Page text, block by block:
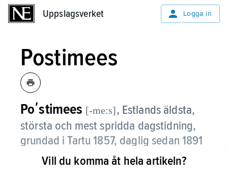
Uppslagsverket Logga in
Postimees
Poʹstimees [-me:s], Estlands äldsta,
största och mest spridda dagstidning,
grundad i Tartu 1857, daglig sedan 1891
och med söndagsutgivning 1977–98.
Vill du komma åt hela artikeln?